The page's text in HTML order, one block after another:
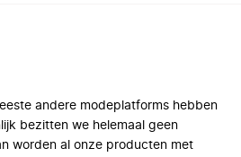
andere modeplatforms hebben
bezitten we helemaal geen
worden al onze producten met